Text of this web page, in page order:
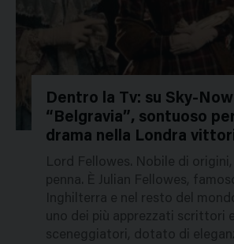
Dentro la Tv: su Sky-Now
“Belgravia”, sontuoso
drama nella Londra
Lord Fellowes. Nobile di origini,
penna. È Julian Fellowes,
Inghilterra e nel resto del
uno dei più apprezzati scrittori e
sceneggiatori, dotato di